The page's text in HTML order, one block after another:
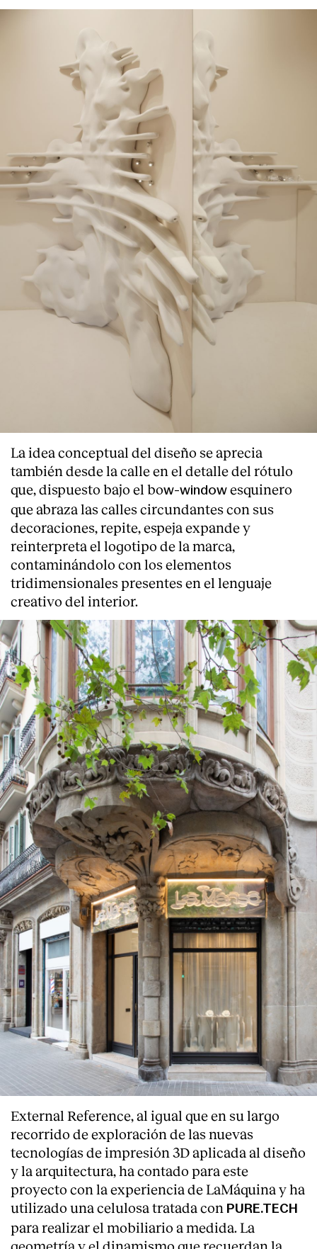
Clientes
La idea conceptual del diseño se aprecia
también desde la calle en el detalle del rótulo
que, dispuesto bajo el bow-window esquinero
que abraza las calles circundantes con sus
decoraciones, repite, espeja expande y
reinterpreta el logotipo de la marca,
contaminándolo con los elementos
tridimensionales presentes en el lenguaje
creativo del interior.
External Reference, al igual que en su largo
recorrido de exploración de las nuevas
tecnologías de impresión 3D aplicada al diseño
y la arquitectura, ha contado para este
proyecto con la experiencia de LaMáquina y ha
utilizado una celulosa tratada con PURE.TECH
para realizar el mobiliario a medida. La
geometría y el dinamismo que recuerdan la